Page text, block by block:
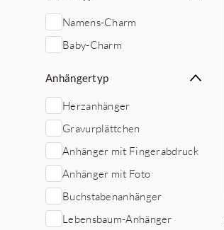
Namens-Charm
Baby-Charm
Anhängertyp
Herzanhänger
Gravurplättchen
Anhänger mit Fingerabdruck
Anhänger mit Foto
Buchstabenanhänger
Lebensbaum-Anhänger